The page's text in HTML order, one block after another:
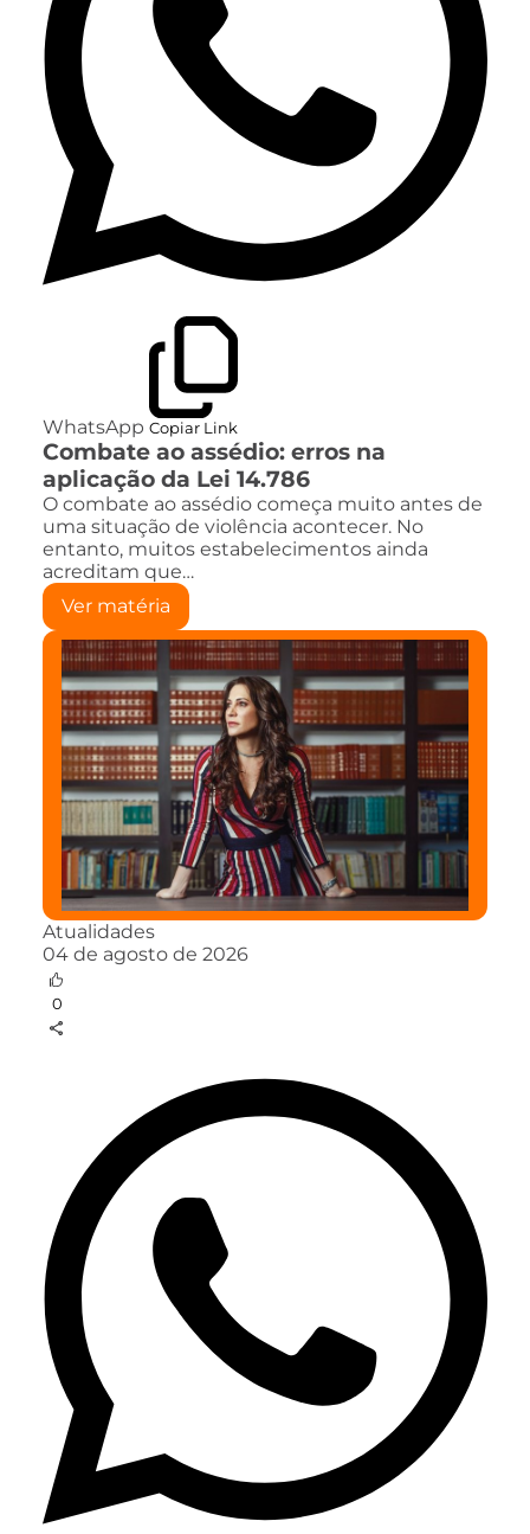
WhatsApp Copiar Link
Combate ao assédio: erros na
aplicação da Lei 14.786
O combate ao assédio começa muito antes de
uma situação de violência acontecer. No
entanto, muitos estabelecimentos ainda
acreditam que…
Ver matéria
Atualidades
04 de agosto de 2026
0